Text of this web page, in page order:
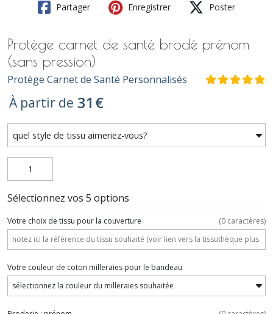
Partager Enregistrer Poster
Protège carnet de santé brodé prénom
(sans pression)
Protège Carnet de Santé Personnalisés
À partir de 31 €
Sélectionnez vos 5 options
Votre choix de tissu pour la couverture (0 caractères)
Votre couleur de coton milleraies pour le bandeau